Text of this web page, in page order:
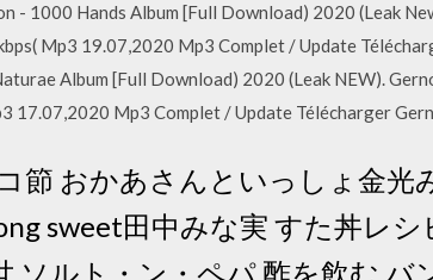
- 1000 Hands Album [Full Download) 2020 (Leak
Mp3 19.07,2020 Mp3 Complet / Update
Album [Full Download) 2020 (Leak NEW).
17.07,2020 Mp3 Complet / Update Télécharger
節 おかあさんといっしょ金光
sweet田中みな実 すた丼レシ
ソルト・ン・ペパ 酢を飲む バ